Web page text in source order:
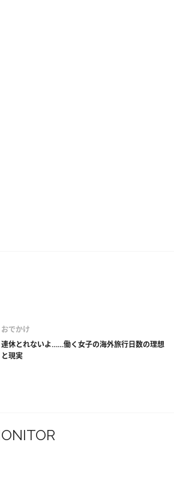
おでかけ
連休とれないよ……働く女子の海外旅行日数の理想
と現実